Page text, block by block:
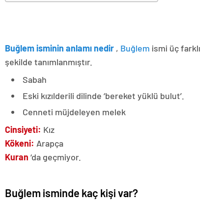
Buğlem isminin anlamı nedir , Buğlem ismi üç farklı
şekilde tanımlanmıştır.
Sabah
Eski kızılderili dilinde ‘bereket yüklü bulut’.
Cenneti müjdeleyen melek
Cinsiyeti: Kız
Kökeni: Arapça
Kuran ‘da geçmiyor.
Buğlem isminde kaç kişi var?